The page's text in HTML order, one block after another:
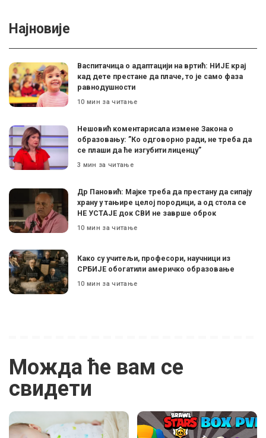
Најновије
Васпитачица о адаптацији на вртић: НИЈЕ крај
кад дете престане да плаче, то је само фаза
равнодушности
10 мин за читање
Нешовић коментарисала измене Закона о
образовању: ”Ко одговорно ради, не треба да
се плаши да ће изгубити лиценцу”
3 мин за читање
Др Пановић: Мајке треба да престану да сипају
храну у тањире целој породици, а од стола се
НЕ УСТАЈЕ док СВИ не заврше оброк
10 мин за читање
Како су учитељи, професори, научници из
СРБИЈЕ обогатили америчко образовање
10 мин за читање
Можда ће вам се
свидети